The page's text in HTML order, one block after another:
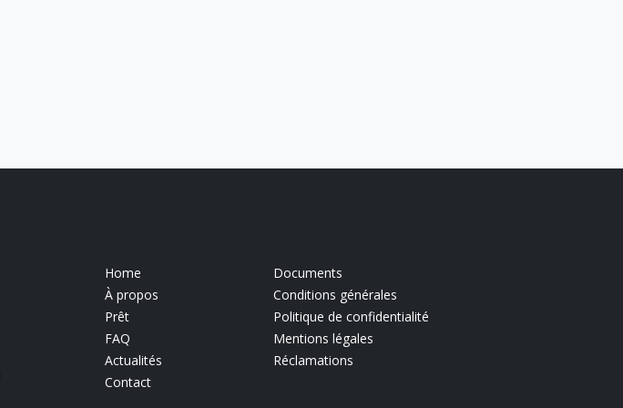
Home
À propos
Prêt
FAQ
Actualités
Contact
Documents
Conditions générales
Politique de confidentialité
Mentions légales
Réclamations